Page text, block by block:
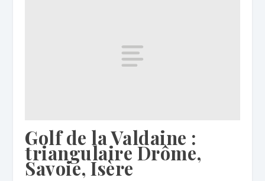
Golf de la Valdaine :
triangulaire Drôme,
Savoie, Isère